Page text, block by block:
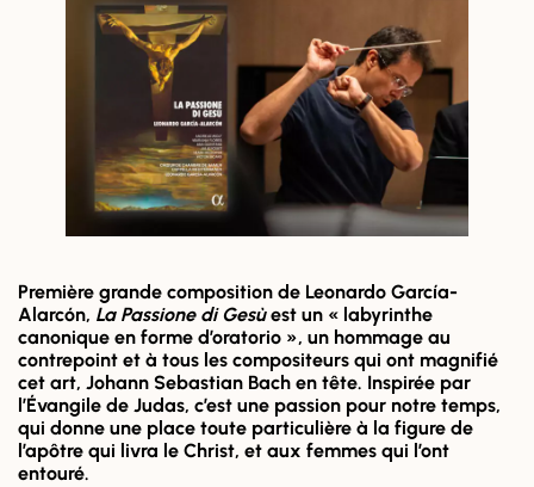
Première grande composition de Leonardo García-
Alarcón, La Passione di Gesùest un « labyrinthe
canonique en forme d’oratorio », un hommage au
contrepoint et à tous les compositeurs qui ont magnifié
cet art, Johann Sebastian Bach en tête. Inspirée par
l’Évangile de Judas, c’est une passion pour notre temps,
qui donne une place toute particulière à la figure de
l’apôtre qui livra le Christ, et aux femmes qui l’ont
entouré.